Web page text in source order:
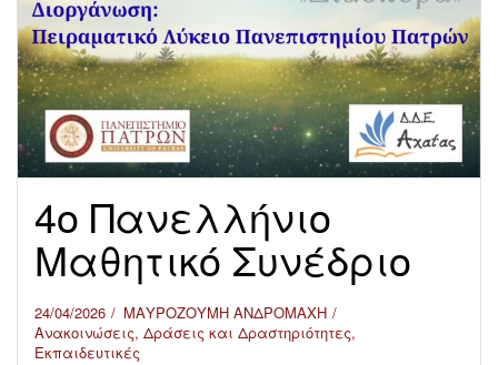
4ο Πανελλήνιο
Μαθητικό Συνέδριο
24/04/2026
ΜΑΥΡΟΖΟΥΜΗ ΑΝΔΡΟΜΑΧΗ
Ανακοινώσεις, Δράσεις και Δραστηριότητες,
Εκπαιδευτικές